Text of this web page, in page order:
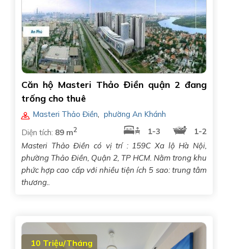
Căn hộ Masteri Thảo Điền quận 2 đang
trống cho thuê
Masteri Thảo Điền, phường An Khánh
Diện tích: 89 m2 1-3
1-2
Masteri Thảo Điền có vị trí : 159C Xa lộ Hà Nội,
phường Thảo Điền, Quận 2, TP HCM. Nằm trong khu
phức hợp cao cấp với nhiều tiện ích 5 sao: trung tâm
thương..
10 Triệu/Tháng